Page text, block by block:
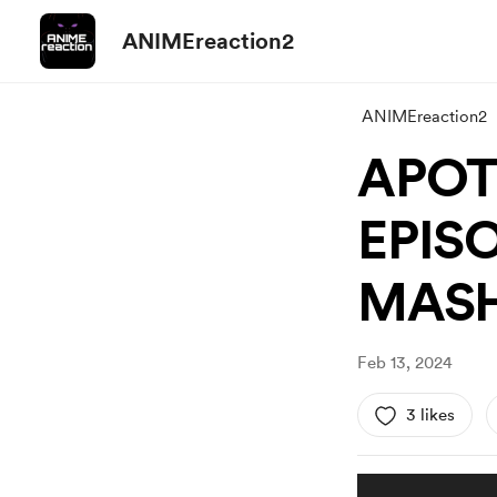
ANIMEreaction2
ANIMEreaction2
Feb 13, 2024
3 likes